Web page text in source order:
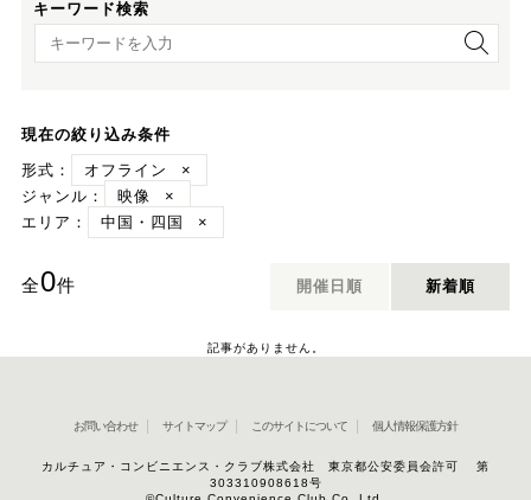
キーワード検索
キーワード検索
現在の絞り込み条件
形式：
オフライン
×
ジャンル：
映像
×
エリア：
中国・四国 ×
全0件 開催日順 新着順
記事がありません。
お問い合わせ サイトマップ このサイトについて 個人情報保護方針
カルチュア・コンビニエンス・クラブ株式会社 東京都公安委員会許可 第
303310908618号